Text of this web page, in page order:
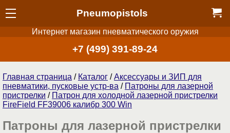
Pneumopistols
Интернет магазин пневматического оружия
+7 (499) 391-89-24
Главная страница / Каталог /Аксессуары и ЗИП для
пневматики, пусковые устр-ва / Патроны для лазерной
пристрелки / Патрон для холодной лазерной пристрелки
FireField FF39006 калибр 300 Win
Патроны для лазерной пристрелки